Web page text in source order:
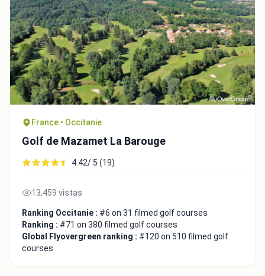
France • Occitanie
Golf de Mazamet La Barouge
4.42/ 5 (19)
13,459 vistas
Ranking Occitanie : #6 on 31 filmed golf courses
Ranking : #71 on 380 filmed golf courses
Global Flyovergreen ranking : #120 on 510 filmed golf
courses